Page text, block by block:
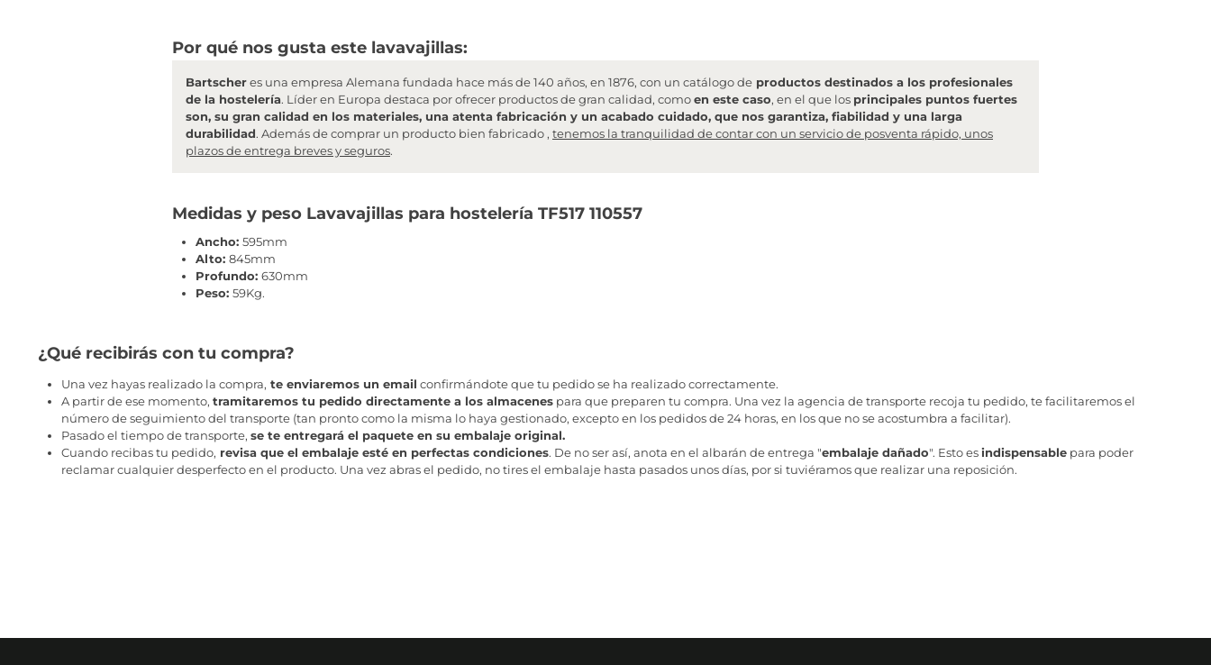
Por qué nos gusta este lavavajillas:
Bartscheres una empresa Alemana fundada hace más de 140 años, en 1876, con un catálogo de productos destinados a los profesionales
de la hostelería. Líder en Europa destaca por ofrecer productos de gran calidad, comoen este caso, en el que los principales puntos fuertes
son, su gran calidad en los materiales, una atenta fabricación y un acabado cuidado, que nos garantiza, fiabilidad y una larga
durabilidad. Además de comprar un producto bien fabricado , tenemos la tranquilidad de contar con un servicio de posventa rápido, unos
plazos de entrega breves y seguros.
Medidas y peso Lavavajillas para hostelería TF517 110557
Ancho: 595mm
Alto: 845mm
Profundo: 630mm
Peso: 59Kg.
¿Qué recibirás con tu compra?
Una vez hayas realizado la compra, te enviaremos un email confirmándote que tu pedido se ha realizado correctamente.
A partir de ese momento, tramitaremos tu pedido directamente a los almacenespara que preparen tu compra. Una vez la agencia de transporte recoja tu pedido, te facilitaremos el
número de seguimiento del transporte (tan pronto como la misma lo haya gestionado, excepto en los pedidos de 24 horas, en los que no se acostumbra a facilitar).
Pasado el tiempo de transporte, se te entregará el paquete en su embalaje original.
Cuando recibas tu pedido, revisa que el embalaje esté en perfectas condiciones. De no ser así, anota en el albarán de entrega "embalaje dañado". Esto esindispensablepara poder
reclamar cualquier desperfecto en el producto. Una vez abras el pedido, no tires el embalaje hasta pasados unos días, por si tuviéramos que realizar una reposición.